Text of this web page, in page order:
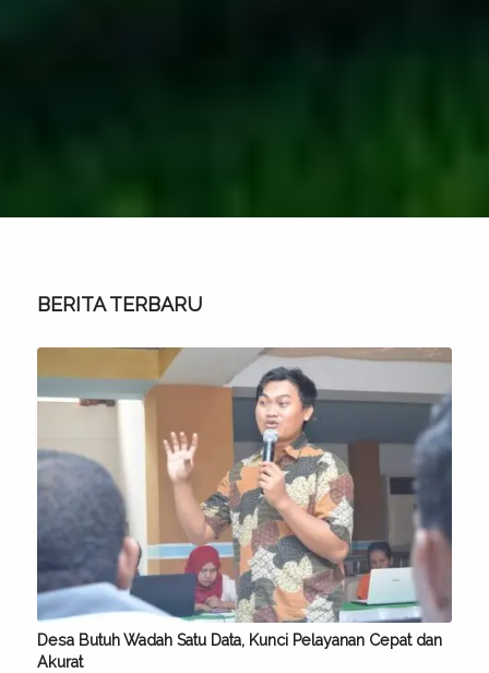
BERITA TERBARU
Desa Butuh Wadah Satu Data, Kunci Pelayanan Cepat dan
Akurat